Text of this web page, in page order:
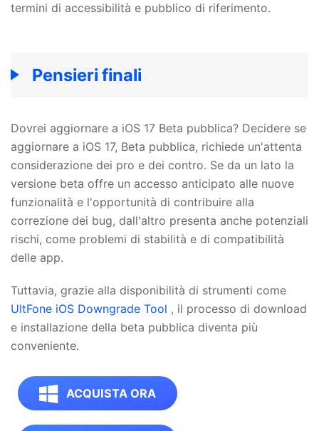
termini di accessibilità e pubblico di riferimento.
Pensieri finali
Dovrei aggiornare a iOS 17 Beta pubblica? Decidere se
aggiornare a iOS 17, Beta pubblica, richiede un'attenta
considerazione dei pro e dei contro. Se da un lato la
versione beta offre un accesso anticipato alle nuove
funzionalità e l'opportunità di contribuire alla
correzione dei bug, dall'altro presenta anche potenziali
rischi, come problemi di stabilità e di compatibilità
delle app.
Tuttavia, grazie alla disponibilità di strumenti come
UltFone iOS Downgrade Tool , il processo di download
e installazione della beta pubblica diventa più
conveniente.
ACQUISTA ORA